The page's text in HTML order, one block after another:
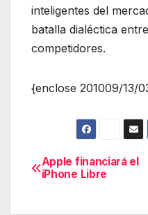
inteligentes del
batalla dialéctica
competidores.
{enclose 201009/13/
Navegación
Apple financiará el
iPhone Libre